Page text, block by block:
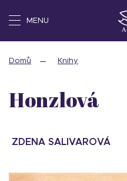
MENU
Domů Knihy
Honzlová
ZDENA SALIVAROVÁ